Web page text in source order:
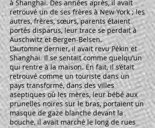
à Shanghai. Des années après, il avait
retrouvé un de ses frères à New York ; les
autres, frères, sœurs, parents étaient
portés disparus, leur trace se perdait à
Auschwitz et Bergen-Belsen.
L’automne dernier, il avait revu Pékin et
Shanghai. Il se sentait comme quelqu’un
qui rentre à la maison. En fait, il s’était
retrouvé comme un touriste dans un
pays transformé, dans des villes
aseptiques où les mères, leur bébé aux
prunelles noires sur le bras, portaient un
masque de gaze blanche devant la
bouche, il avait marché le long de rues